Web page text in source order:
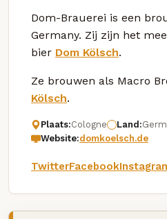
Dom-Brauerei is een
Germany. Zij zijn het
bier Dom Kölsch.
Ze brouwen als Macro
Kölsch.
Plaats:Cologne Land:
Website:domkoelsch.de
TwitterFacebook